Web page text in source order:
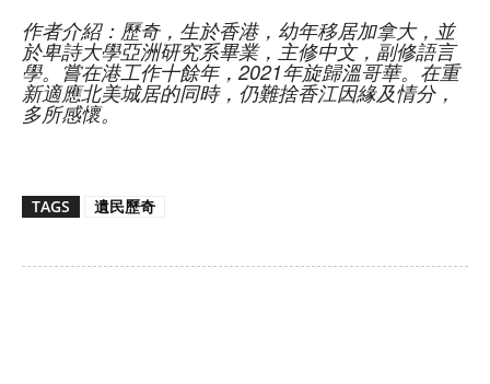
作者介紹：歷奇，生於香港，幼年移居加拿大，並
於卑詩大學亞洲研究系畢業， 主修中文，副修語言
學。嘗在港工作十餘年，2021年旋歸溫哥華。在重
新適應北美城居的同時， 仍難捨香江因緣及情分，
多所感懷。
TAGS 遺民歷奇